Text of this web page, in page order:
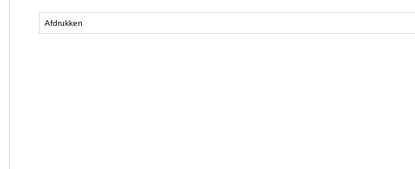
acties
Afdrukken